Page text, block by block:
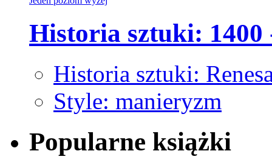
Historia sztuki: 1400
Historia sztuki:
Style: manieryzm
Popularne książki